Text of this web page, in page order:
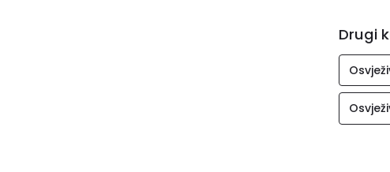
Drugi